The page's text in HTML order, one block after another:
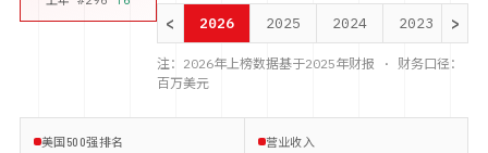
< 2026 2025 2024 2023 >
注： 2026年上榜数据基于2025年财报 · 财务口径：
百万美元
美国500强排名 营业收入